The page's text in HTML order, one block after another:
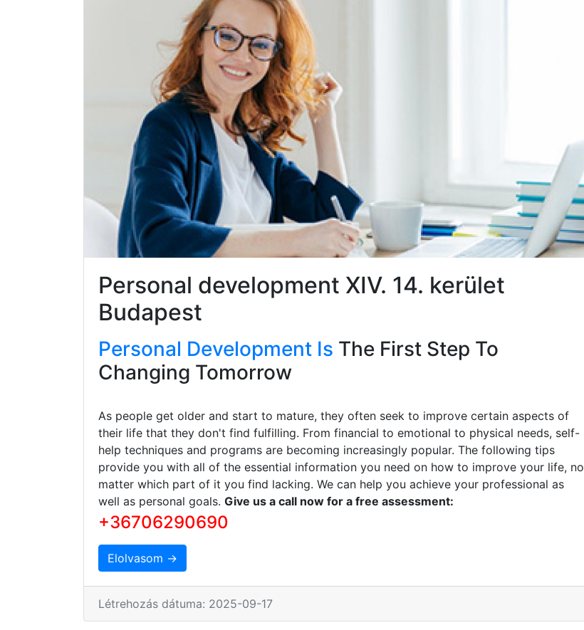
Personal development XIV. 14. kerület
Budapest
Personal Development Is The First Step To
Changing Tomorrow
As people get older and start to mature, they often seek to improve certain aspects of
their life that they don't find fulfilling. From financial to emotional to physical needs, self-
help techniques and programs are becoming increasingly popular. The following tips
provide you with all of the essential information you need on how to improve your life, no
matter which part of it you find lacking. We can help you achieve your professional as
well as personal goals. Give us a call now for a free assessment:
+36706290690
Elolvasom →
Létrehozás dátuma: 2025-09-17